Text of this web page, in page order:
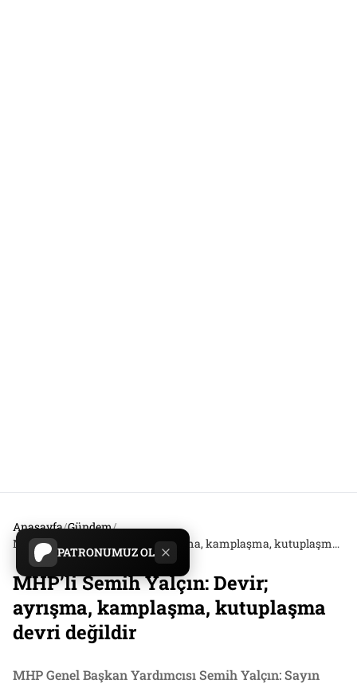
PATRONUMUZ OL
Anasayfa/Gündem/
MHP’li Semih Yalçın: Devir; ayrışma, kamplaşma, kutuplaşma devri değildir
MHP’li Semih Yalçın: Devir;
ayrışma, kamplaşma, kutuplaşma
devri değildir
MHP Genel Başkan Yardımcısı Semih Yalçın: Sayın